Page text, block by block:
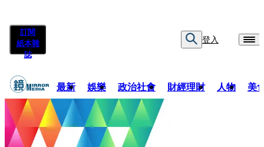
訂閱
紙本雜
誌
登入
最新 娛樂 政治社會 財經理財 人物 美